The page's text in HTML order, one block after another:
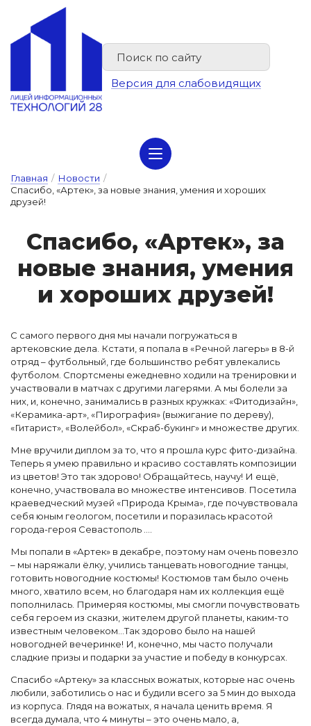
Версия для слабовидящих
Главная / Новости /
Спасибо, «Артек», за новые знания, умения и хороших
друзей!
Спа­си­бо, «Ар­тек», за
но­вые зна­ния, у­ме­ния
и хо­ро­ших дру­зей!
С самого первого дня мы начали погружаться в
артековские дела. Кстати, я попала в «Речной лагерь» в 8-й
отряд – футбольный, где большинство ребят увлекались
футболом. Спортсмены ежедневно ходили на тренировки и
участвовали в матчах с другими лагерями. А мы болели за
них, и, конечно, занимались в разных кружках: «Фитодизайн»,
«Керамика-арт», «Пирография» (выжигание по дереву),
«Гитарист», «Волейбол», «Скраб-букинг» и множестве других.
Мне вручили диплом за то, что я прошла курс фито-дизайна.
Теперь я умею правильно и красиво составлять композиции
из цветов! Это так здорово! Обращайтесь, научу! И ещё,
конечно, участвовала во множестве интенсивов. Посетила
краеведческий музей «Природа Крыма», где почувствовала
себя юным геологом, посетили и поразилась красотой
города-героя Севастополь ….
Мы попали в «Артек» в декабре, поэтому нам очень повезло
– мы наряжали ёлку, учились танцевать новогодние танцы,
готовить новогодние костюмы! Костюмов там было очень
много, хватило всем, но благодаря нам их коллекция ещё
пополнилась. Примеряя костюмы, мы смогли почувствовать
себя героем из сказки, жителем другой планеты, каким-то
известным человеком…Так здорово было на нашей
новогодней вечеринке! И, конечно, мы часто получали
сладкие призы и подарки за участие и победу в конкурсах.
Спасибо «Артеку» за классных вожатых, которые нас очень
любили, заботились о нас и будили всего за 5 мин до выхода
из корпуса. Глядя на вожатых, я начала ценить время. Я
всегда думала, что 4 минуты – это очень мало, а,